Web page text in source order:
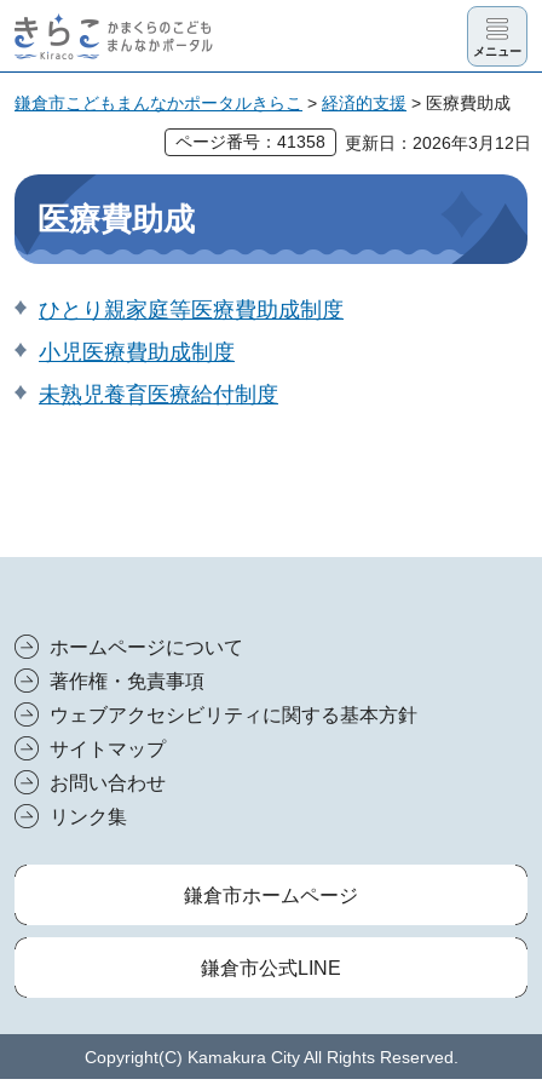
きらこ かま
くらのこど
も まんなか
メニュー
鎌倉市こどもまんなかポータルきらこ > 経済的支援 > 医療費助成
ページ番号：41358
更新日：2026年3月12日
医療費助成
ひとり親家庭等医療費助成制度
小児医療費助成制度
未熟児養育医療給付制度
ホームページについて
著作権・免責事項
ウェブアクセシビリティに関する基本方針
サイトマップ
お問い合わせ
リンク集
鎌倉市ホームページ
鎌倉市公式LINE
Copyright(C) Kamakura City All Rights Reserved.